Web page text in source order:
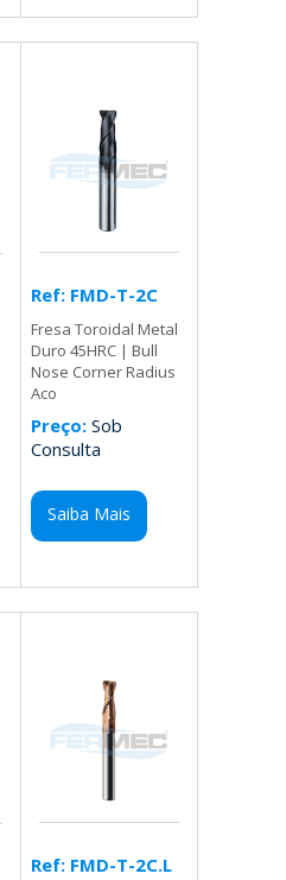
Ref: FMD-T-2C
Fresa Toroidal Metal
Duro 45HRC | Bull
Nose Corner Radius
Aco
Preço:Sob
Consulta
Saiba Mais
Ref: FMD-T-2C.L